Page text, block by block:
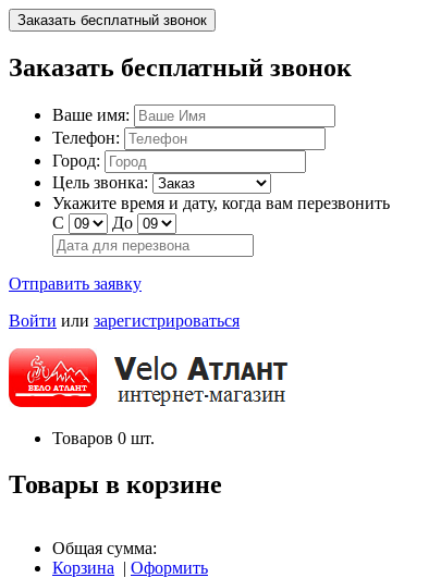
Заказать бесплатный звонок
Заказать бесплатный звонок
Ваше имя:
Телефон:
Город:
Цель звонка:
Укажите время и дату, когда вам перезвонить
С
До
Отправить заявку
Войти или зарегистрироваться
Товаров 0 шт.
Товары в корзине
Общая сумма:
Корзина | Оформить